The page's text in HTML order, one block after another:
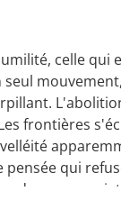
celle qui
frontières
qui
son projet